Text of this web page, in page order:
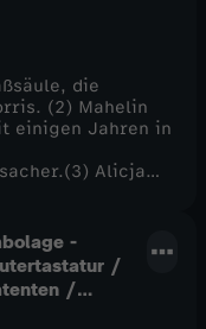
die
(2) Mahelin
einigen Jahren in
Alicja
...(4) Das Rätsel
-
/
/